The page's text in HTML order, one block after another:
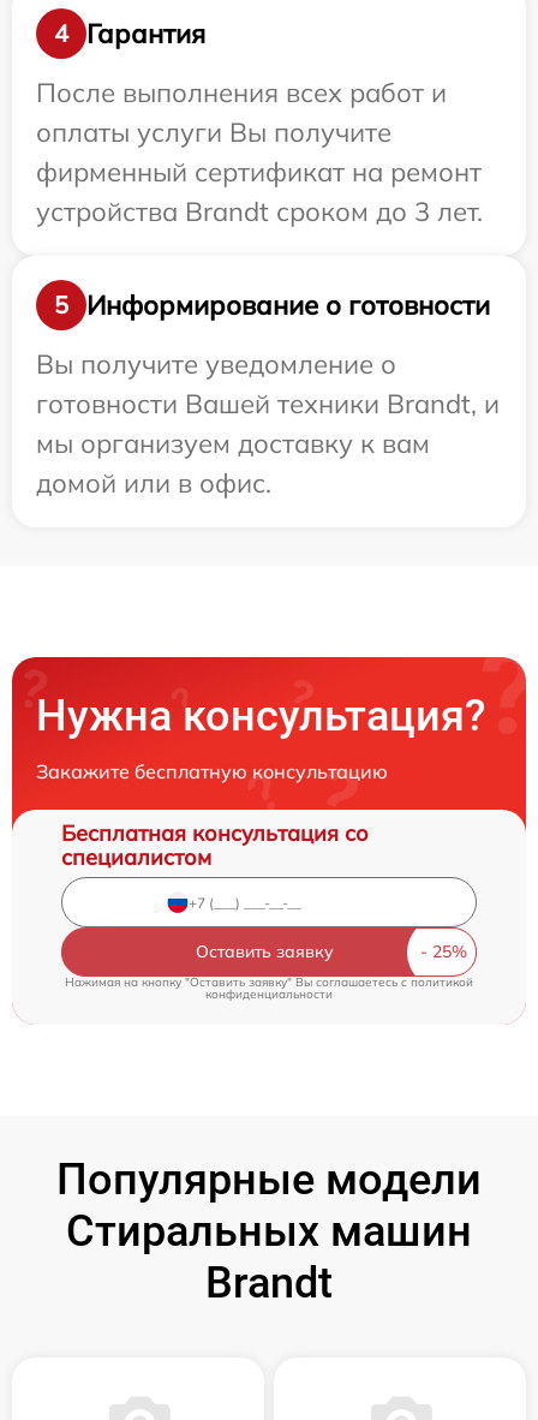
4
Гарантия
После выполнения всех работ и
оплаты услуги Вы получите
фирменный сертификат на ремонт
устройства Brandt сроком до 3 лет.
5
Информирование о готовности
Вы получите уведомление о
готовности Вашей техники Brandt, и
мы организуем доставку к вам
домой или в офис.
Нужна консультация?
Закажите бесплатную консультацию
Бесплатная консультация со
специалистом
Оставить заявку
Нажимая на кнопку "Оставить заявку" Вы соглашаетесь cполитикой
конфиденциальности
Популярные модели
Стиральных машин
Brandt